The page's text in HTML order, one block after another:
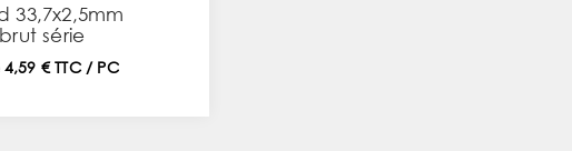
33,7x2,5mm
série
€ TTC / PC